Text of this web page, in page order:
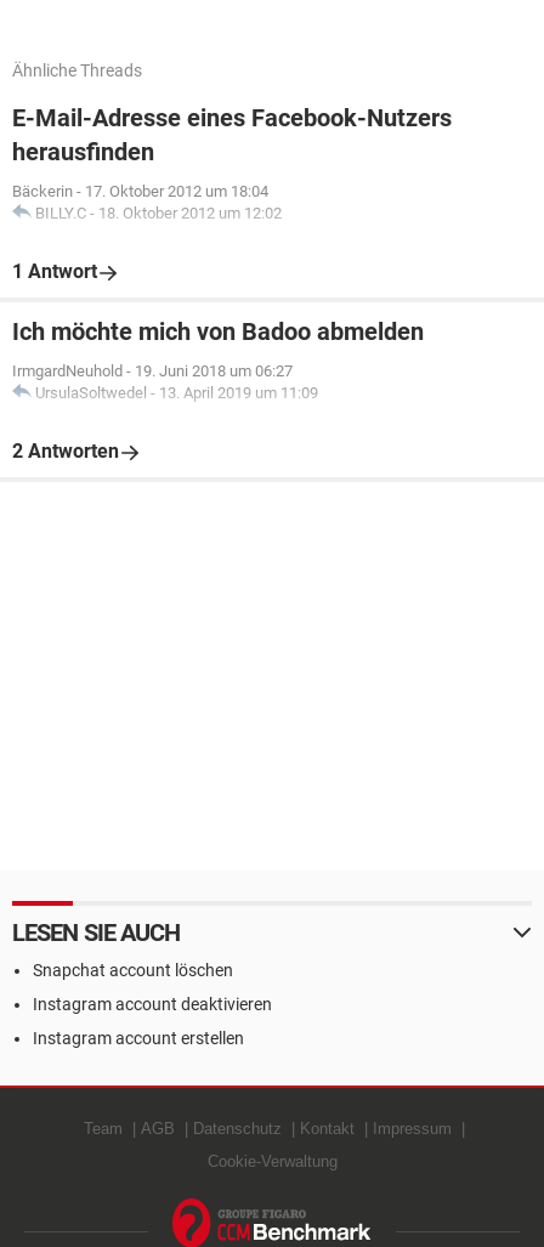
Ähnliche Threads
E-Mail-Adresse eines Facebook-Nutzers
herausfinden
Bäckerin - 17. Oktober 2012 um 18:04
BILLY.C - 18. Oktober 2012 um 12:02
1 Antwort
Ich möchte mich von Badoo abmelden
IrmgardNeuhold - 19. Juni 2018 um 06:27
UrsulaSoltwedel - 13. April 2019 um 11:09
2 Antworten
LESEN SIE AUCH
Snapchat account löschen
Instagram account deaktivieren
Instagram account erstellen
Team AGB Datenschutz Kontakt
Impressum
Cookie-Verwaltung